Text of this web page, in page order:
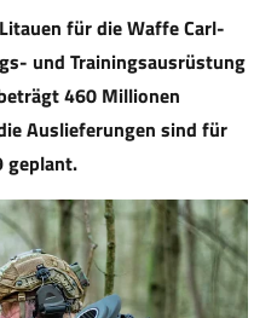
für die Waffe Carl-
und Trainingsausrüstung
460 Millionen
Auslieferungen sind für
geplant.